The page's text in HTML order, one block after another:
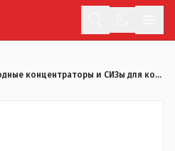
Кислородные концентраторы и СИЗы для костанайской городской больницы приобрел меценат из Евразийского банка